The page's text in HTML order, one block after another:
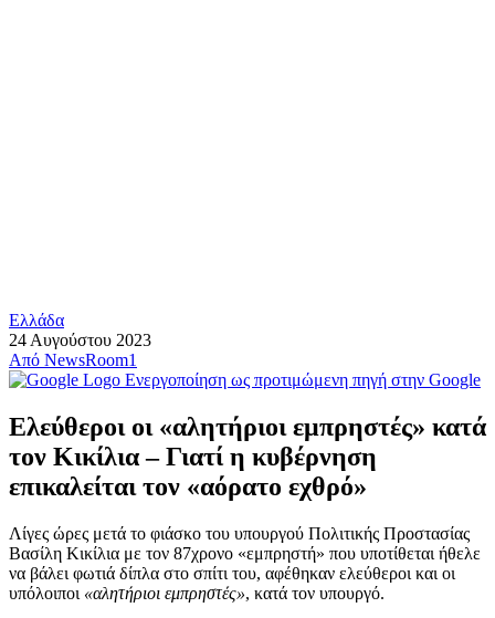
Ελλάδα
24 Αυγούστου 2023
Από NewsRoom1
Ενεργοποίηση ως προτιμώμενη πηγή στην Google
Ελεύθεροι οι «αλητήριοι εμπρηστές» κατά
τον Κικίλια – Γιατί η κυβέρνηση
επικαλείται τον «αόρατο εχθρό»
Λίγες ώρες μετά το φιάσκο του υπουργού Πολιτικής Προστασίας
Βασίλη Κικίλια με τον 87χρονο «εμπρηστή» που υποτίθεται ήθελε
να βάλει φωτιά δίπλα στο σπίτι του, αφέθηκαν ελεύθεροι και οι
υπόλοιποι «αλητήριοι εμπρηστές», κατά τον υπουργό.